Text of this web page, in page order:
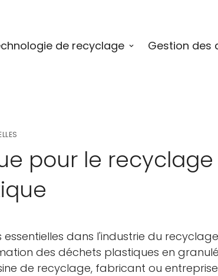
de recyclage Gestion des
pour le
dans l'industrie du
des déchets plastiques en
de recyclage, fabricant ou entreprise